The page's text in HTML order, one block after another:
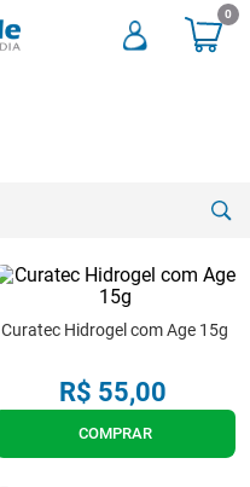
0
Curatec Hidrogel com Age 15g
R$ 55,00
COMPRAR